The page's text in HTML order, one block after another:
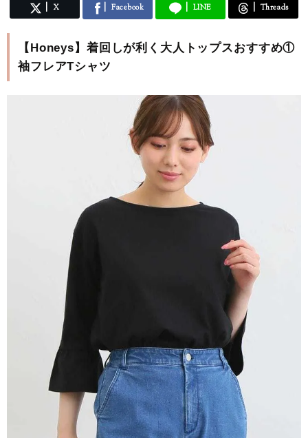
X Facebook LINE Threads
【Honeys】着回しが利く大人トップスおすすめ①
袖フレアTシャツ